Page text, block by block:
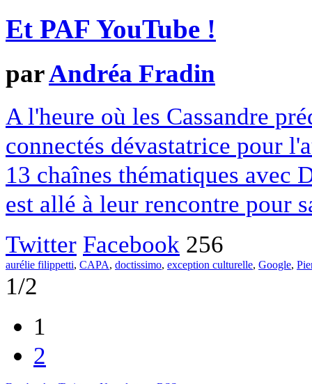
Et PAF YouTube !
parAndréa Fradin
A l'heure où les Cassandre
connectés dévastatrice pour
13 chaînes thématiques avec
est allé à leur rencontre pour
Twitter Facebook 256
aurélie filippetti, CAPA, doctissimo, exception culturelle, Google,
1/2
1
2